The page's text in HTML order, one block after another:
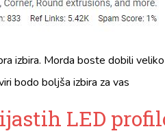
izbira. Morda boste dobili
bodo boljša izbira za vas
LED